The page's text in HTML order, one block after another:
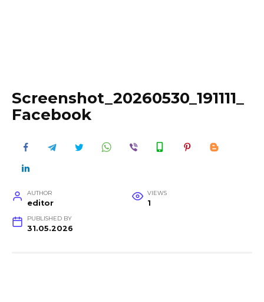
Screenshot_20260530_191111_
Facebook
AUTHOR
editor
VIEWS
1
PUBLISHED BY
31.05.2026